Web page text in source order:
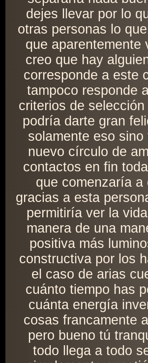
dejes llevar por lo
otras personas lo
que aparentemente
creo que hay
corresponde a este
tampoco responde
criterios de selección
podría darte gran
solamente eso sino
nuevo círculo de
contactos en fin
que comenzaría a
gracias a esta
permitiría ver la
manera de una
positiva más
constructiva por los
el caso de arias
cuánto tiempo has
cuánta energía
cosas francamente
pero bueno tú
todo llega a todo